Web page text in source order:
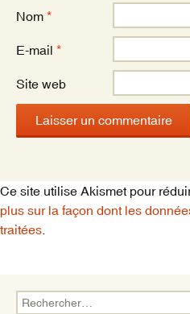
Nom *
E-mail *
Site web
Ce site utilise Akismet pour
plus sur la façon dont les
traitées
Rechercher :